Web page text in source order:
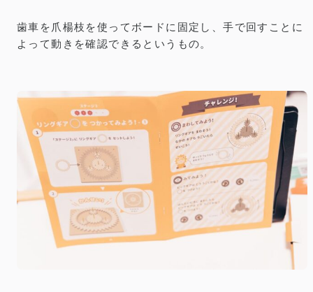
歯車を爪楊枝を使ってボードに固定し、手で回すことに
よって動きを確認できるというもの。